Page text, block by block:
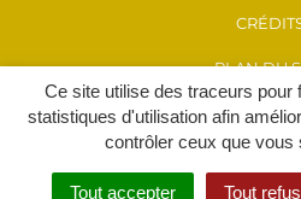
Ce site utilise des traceurs pour
statistiques d'utilisation afin
contrôler ceux que vous
Tout accepter Tout
PLAN DU
MENTIONS
POLITIQUE DE